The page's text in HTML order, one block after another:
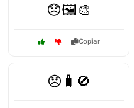
😞🖼️🎨
Copiar
😞🧳🚫